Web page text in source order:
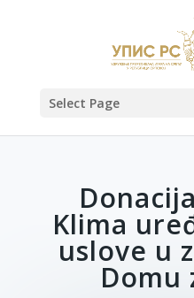
Select Page
Klima
uslove u
Domu